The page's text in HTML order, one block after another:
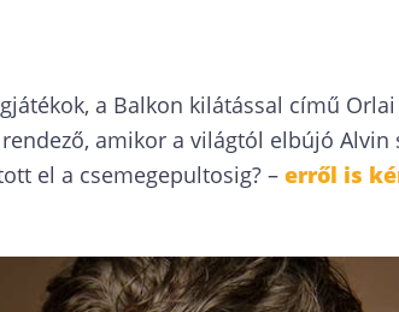
a Balkon kilátással című
amikor a világtól elbújó Alvin
el a csemegepultosig? – erről is